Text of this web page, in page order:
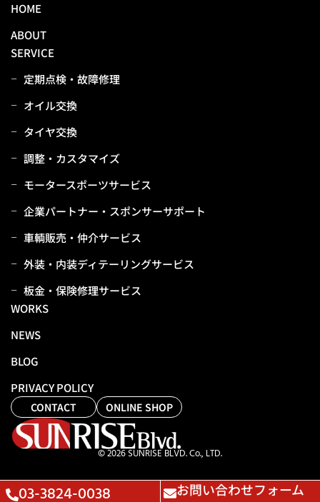
HOME
ABOUT
SERVICE
定期点検・故障修理
オイル交換
タイヤ交換
調整・カスタマイズ
モータースポーツサービス
企業パートナー・スポンサーサポート
⾞輌販売・仲介サービス
外装・内装ディテーリングサービス
板⾦・保険修理サービス
WORKS
NEWS
BLOG
PRIVACY POLICY
CONTACT ONLINE SHOP
© 2026 SUNRISE BLVD. Co., LTD.
03-3824-0038 お問い合わせフォーム